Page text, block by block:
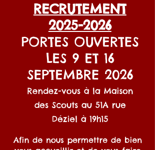
RECRUTEMENT
2025-2026
PORTES OUVERTES
LES 9 ET 16
SEPTEMBRE 2026
Rendez-vous à la Maison
des Scouts au 51A rue
Déziel à 19h15
Afin de nous permettre de bien